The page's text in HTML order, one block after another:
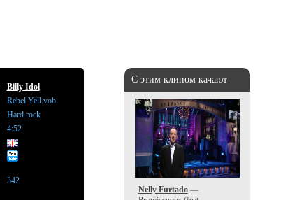
С этим клипом качают
Nelly Furtado—
Billy Idol
Rebel Yell.vob
Hard rock
4:52
342